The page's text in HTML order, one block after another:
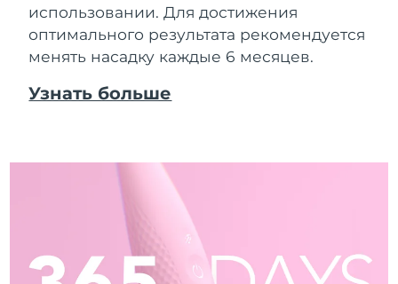
использовании. Для достижения
оптимального результата рекомендуется
менять насадку каждые 6 месяцев.
Узнать больше